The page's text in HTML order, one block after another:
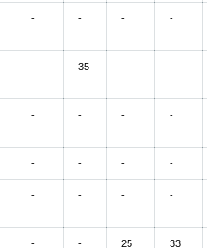
- - - -
- 35 - -
- - - -
- - - -
- - - -
- - 25 33